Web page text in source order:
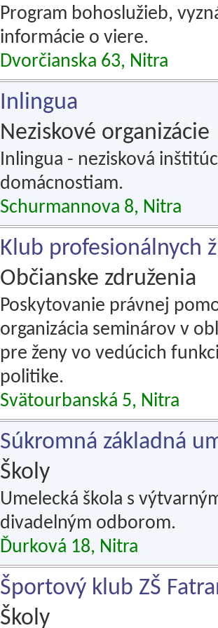
Program bohoslužieb,
informácie o viere.
Dvorčianska 63, Nitra
Inlingua
Neziskové organizácie
Inlingua - nezisková
domácnostiam.
Schurmannova 8, Nitra
Klub profesionálnych
Občianske združenia
Poskytovanie právnej
organizácia seminárov v
pre ženy vo vedúcich
politike.
Svätourbanská 5, Nitra
Súkromná základná
Školy
Umelecká škola s
divadelným odborom.
Ďurková 18, Nitra
Športový klub ZŠ
Školy